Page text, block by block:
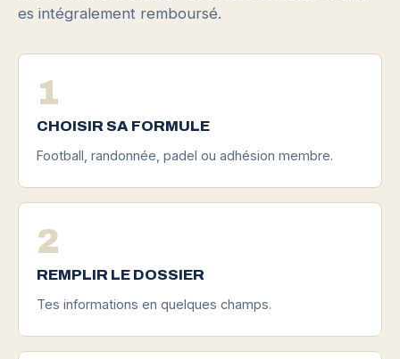
es intégralement remboursé.
1
CHOISIR SA FORMULE
Football, randonnée, padel ou adhésion membre.
2
REMPLIR LE DOSSIER
Tes informations en quelques champs.